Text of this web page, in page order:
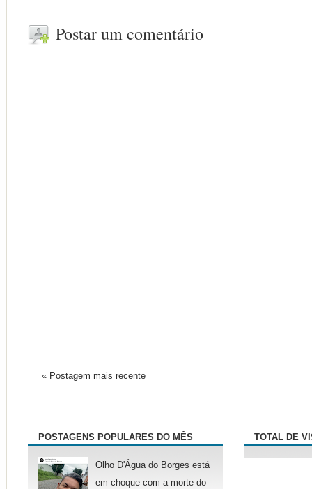
Postar um comentário
« Postagem mais recente
POSTAGENS POPULARES DO MÊS
Olho D'Água do Borges está
em choque com a morte do
TOTAL DE